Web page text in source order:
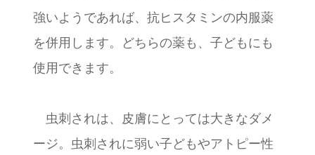
強いようであれば、抗ヒスタミンの内服薬
を併用します。どちらの薬も、子どもにも
使用できます。
虫刺されは、皮膚にとっては大きなダメ
ージ。虫刺されに弱い子どもやアトピー性